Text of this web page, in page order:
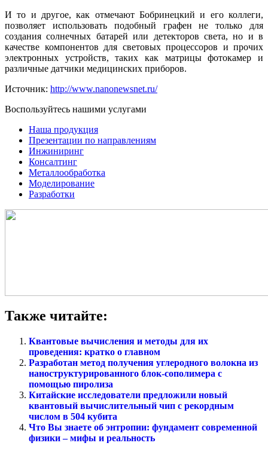
И то и другое, как отмечают Бобринецкий и его коллеги,
позволяет использовать подобный графен не только для
создания солнечных батарей или детекторов света, но и в
качестве компонентов для световых процессоров и прочих
электронных устройств, таких как матрицы фотокамер и
различные датчики медицинских приборов.
Источник: http://www.nanonewsnet.ru/
Воспользуйтесь нашими услугами
Наша продукция
Презентации по направлениям
Инжиниринг
Консалтинг
Металлообработка
Моделирование
Разработки
Также читайте:
Квантовые вычисления и методы для их
проведения: кратко о главном
Разработан метод получения углеродного волокна из
наноструктурированного блок-сополимера с
помощью пиролиза
Китайские исследователи предложили новый
квантовый вычислительный чип с рекордным
числом в 504 кубита
Что Вы знаете об энтропии: фундамент современной
физики – мифы и реальность